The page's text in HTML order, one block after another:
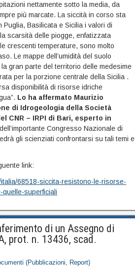
nettamente sotto la media, da
più marcate. La siccità in corso sta
Puglia, Basilicata e Sicilia i valori di
scarsità delle piogge, enfatizzata
crescenti temperature, sono molto
Le mappe dell’umidità del suolo
gran parte del territorio delle medesime
per la porzione centrale della Sicilia .
disponibilità di risorse idriche
Lo ha affermato Maurizio
di Idrogeologia della Società
CNR – IRPI di Bari, esperto in
Congresso Nazionale di
gli scienziati confrontarsi su tali temi e
link:
68518-siccita-resistono-le-risorse-
superficiali
di un Assegno di
prot. n. 13436, scad.
(Pubblicazioni, Report)